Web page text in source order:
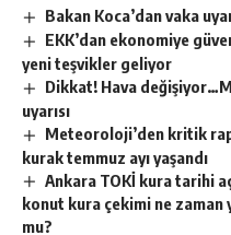
Bakan Koca’dan vaka
EKK’dan ekonomiye
yeni teşvikler geliyor
Dikkat! Hava
uyarısı
Meteoroloji’den kritik
kurak temmuz ayı yaşandı
Ankara TOKİ kura tarihi
konut kura çekimi ne
mu?